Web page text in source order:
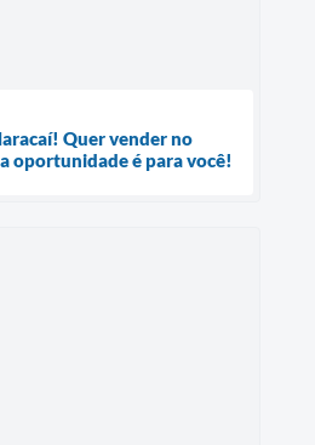
Quer vender no
oportunidade é para você!